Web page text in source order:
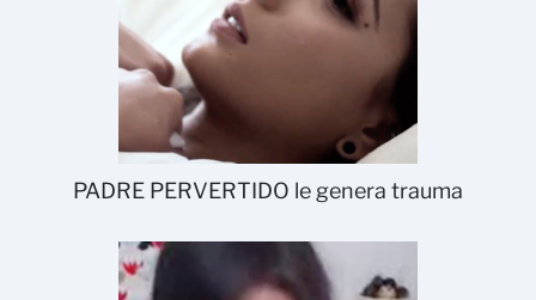
PADRE PERVERTIDO le genera trauma